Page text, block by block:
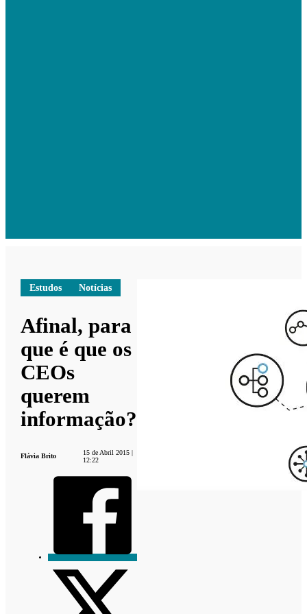
Estudos Notícias
Afinal, para
que é que os
CEOs
querem
informação?
Flávia Brito
15 de Abril 2015 |
12:22